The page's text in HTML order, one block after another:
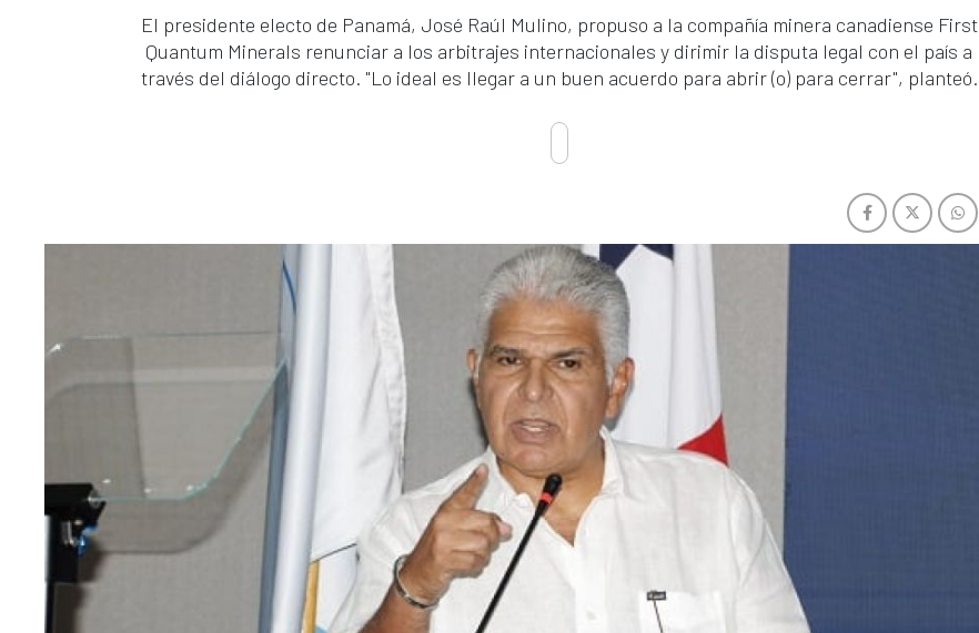
El presidente electo de Panamá, José Raúl Mulino, propuso a la compañía minera canadiense First
Quantum Minerals renunciar a los arbitrajes internacionales y dirimir la disputa legal con el país a
través del diálogo directo. "Lo ideal es llegar a un buen acuerdo para abrir (o) para cerrar", planteó.